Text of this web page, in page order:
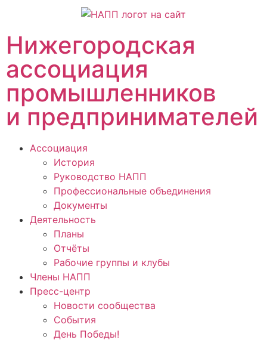
Нижегородская
ассоциация
промышленников
и предпринимателей
Ассоциация
История
Руководство НАПП
Профессиональные объединения
Документы
Деятельность
Планы
Отчёты
Рабочие группы и клубы
Члены НАПП
Пресс-центр
Новости сообщества
События
День Победы!